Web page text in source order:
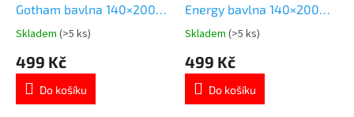
Gotham bavlna 140×200
cm
Průměrné
produktu
5,0
Skladem (>5 ks)
499 Kč
Do košíku
Energy bavlna 140×200
cm
Průměrné
produktu
5,0
Skladem (>5 ks)
499 Kč
Do košíku